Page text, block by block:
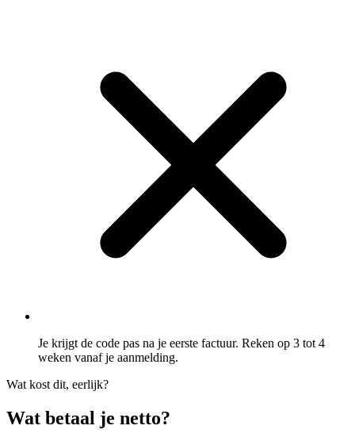
Je krijgt de code pas na je eerste factuur. Reken op 3 tot 4
weken vanaf je aanmelding.
Wat kost dit, eerlijk?
Wat betaal je netto?